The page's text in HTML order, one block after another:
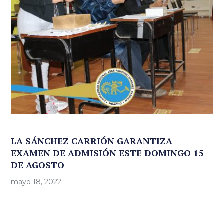
LA SÁNCHEZ CARRIÓN GARANTIZA
EXAMEN DE ADMISIÓN ESTE DOMINGO 15
DE AGOSTO
mayo 18, 2022